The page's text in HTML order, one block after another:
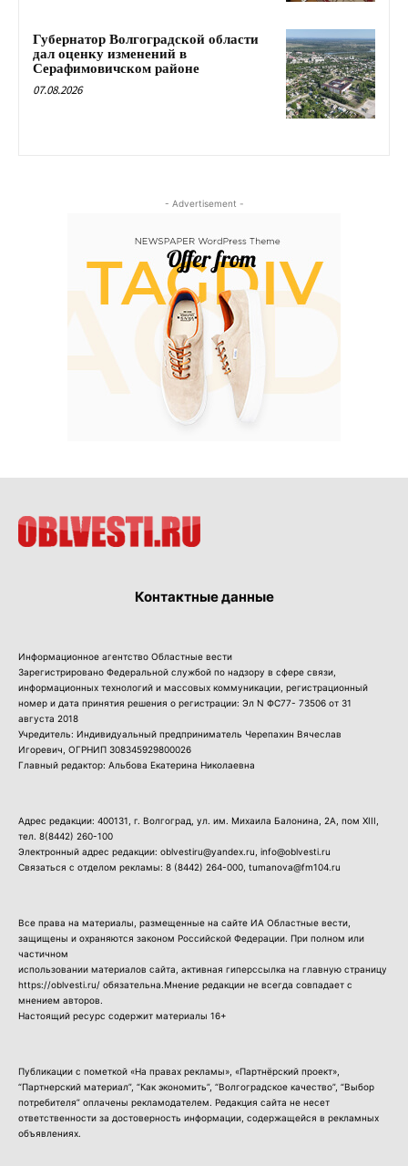
Губернатор Волгоградской области
дал оценку изменений в
Серафимовичском районе
07.08.2026
- Advertisement -
Контактные данные
Информационное агентство Областные вести
Зарегистрировано Федеральной службой по надзору в сфере связи,
информационных технологий и массовых коммуникации, регистрационный
номер и дата принятия решения о регистрации: Эл N ФС77- 73506 от 31
августа 2018
Учредитель: Индивидуальный предприниматель Черепахин Вячеслав
Игоревич, ОГРНИП 308345929800026
Главный редактор: Альбова Екатерина Николаевна
Адрес редакции: 400131, г. Волгоград, ул. им. Михаила Балонина, 2А, пом XIII,
тел. 8(8442) 260-100
Электронный адрес редакции: oblvestiru@yandex.ru, info@oblvesti.ru
Связаться с отделом рекламы: 8 (8442) 264-000 , tumanova@fm104.ru
Все права на материалы, размещенные на сайте ИА Областные вести,
защищены и охраняются законом Российской Федерации. При полном или
частичном
использовании материалов сайта, активная гиперссылка на главную страницу
https://oblvesti.ru/ обязательна.Мнение редакции не всегда совпадает с
мнением авторов.
Настоящий ресурс содержит материалы 16+
Публикации с пометкой «На правах рекламы», «Партнёрский проект»,
“Партнерский материал”, “Как экономить”, “Волгоградское качество”, “Выбор
потребителя” оплачены рекламодателем. Редакция сайта не несет
ответственности за достоверность информации, содержащейся в рекламных
объявлениях.